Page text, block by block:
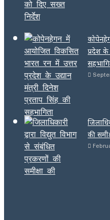
प्रदेश के
की